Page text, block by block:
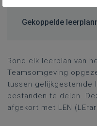
Gekoppelde
Rond elk leerplan van
Teamsomgeving
tussen gelijkgestemde
bestanden te delen.
afgekort met LEN